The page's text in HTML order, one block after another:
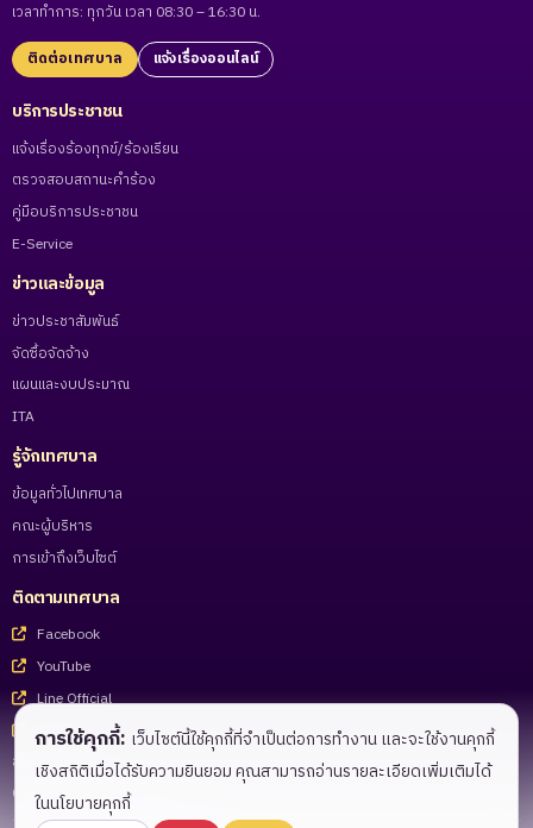
เวลาทำการ: ทุกวัน เวลา 08:30 – 16:30 น.
ติดต่อเทศบาล แจ้งเรื่องออนไลน์
บริการประชาชน
แจ้งเรื่องร้องทุกข์/ร้องเรียน
ตรวจสอบสถานะคำร้อง
คู่มือบริการประชาชน
E-Service
ข่าวและข้อมูล
ข่าวประชาสัมพันธ์
จัดซื้อจัดจ้าง
แผนและงบประมาณ
ITA
รู้จักเทศบาล
ข้อมูลทั่วไปเทศบาล
คณะผู้บริหาร
การเข้าถึงเว็บไซต์
ติดตามเทศบาล
Facebook
YouTube
Line Official
Tiktok
สำหรับเจ้าหน้าที่
Call Center 055-983221 - 27
การใช้คุกกี้: เว็บไซต์นี้ใช้คุกกี้ที่จำเป็นต่อการทำงาน และจะใช้งานคุกกี้
เชิงสถิติเมื่อได้รับความยินยอม คุณสามารถอ่านรายละเอียดเพิ่มเติมได้
ในนโยบายคุกกี้